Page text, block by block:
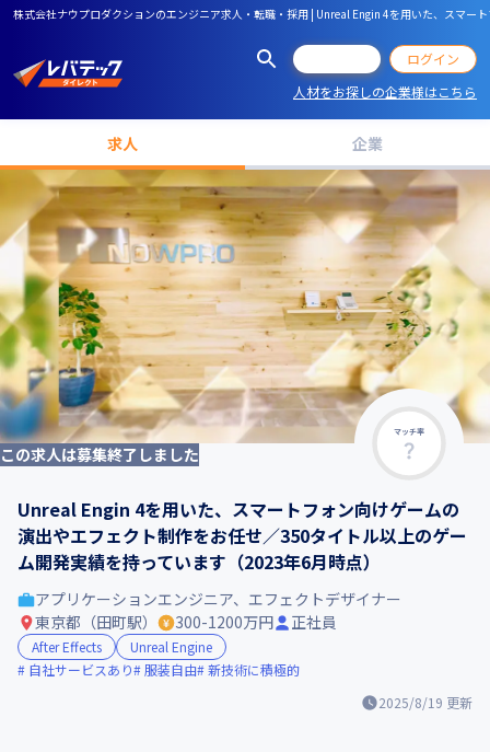
株式会社ナウプロダクションのエンジニア求人・転職・採用 | Unreal Engin 4を用いた、スマ
ログイン
人材をお探しの企業様はこちら
求人 企業
マッチ率
この求人は募集終了しました
Unreal Engin 4を用いた、スマートフォン向けゲームの
演出やエフェクト制作をお任せ／350タイトル以上のゲー
ム開発実績を持っています（2023年6月時点）
2025/8/19 更新
アプリケーションエンジニア、エフェクトデザイナー
東京都（田町駅）
300-1200万円 正社員
After Effects
Unreal Engine
自社サービスあり
服装自由 新技術に積極的